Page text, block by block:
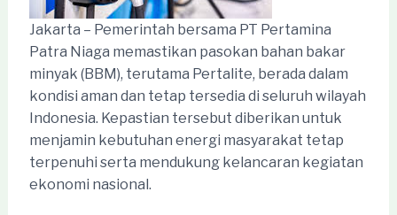
Jakarta – Pemerintah bersama PT Pertamina
Patra Niaga memastikan pasokan bahan bakar
minyak (BBM), terutama Pertalite, berada dalam
kondisi aman dan tetap tersedia di seluruh wilayah
Indonesia. Kepastian tersebut diberikan untuk
menjamin kebutuhan energi masyarakat tetap
terpenuhi serta mendukung kelancaran kegiatan
ekonomi nasional.